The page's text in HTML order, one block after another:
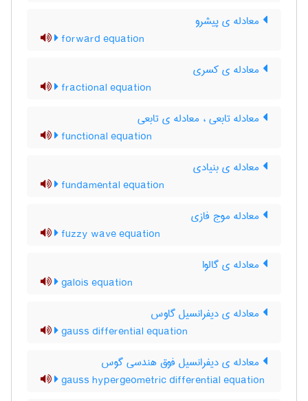
معادله ی پیشرو
forward equation
معادله ی کسری
fractional equation
معادله تابعی ، معادله ی تابعی
functional equation
معادله ی بنیادی
fundamental equation
معادله موج فازی
fuzzy wave equation
معادله ی گالوا
galois equation
معادله ی دیفرانسیل گاوس
gauss differential equation
معادله ی دیفرانسیل فوق هندسی گوس
gauss hypergeometric differential equation